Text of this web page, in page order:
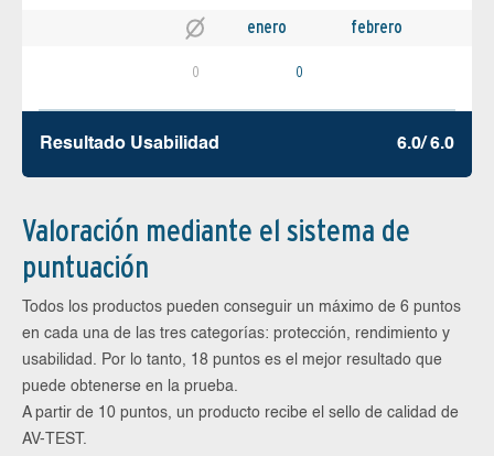
enero febrero
0 0
Resultado Usabilidad 6.0/ 6.0
Valoración mediante el sistema de
puntuación
Todos los productos pueden conseguir un máximo de 6 puntos
en cada una de las tres categorías: protección, rendimiento y
usabilidad. Por lo tanto, 18 puntos es el mejor resultado que
puede obtenerse en la prueba.
A partir de 10 puntos, un producto recibe el sello de calidad de
AV-TEST.